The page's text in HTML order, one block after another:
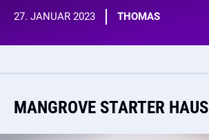
27. JANUAR 2023 THOMAS
MANGROVE STARTER HAUS